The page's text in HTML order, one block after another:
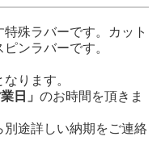
殊ラバーです。カット
ンラバーです。
ります。
日」 のお時間を頂きま
別途詳しい納期をご連絡